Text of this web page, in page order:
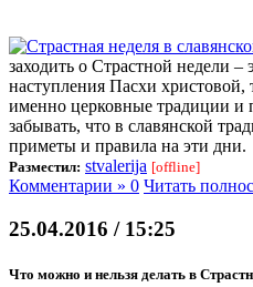
заходить о Страстной недели –
наступления Пасхи
именно церковные традиции и
забывать, что в славянской
приметы и правила на эти дни.
Разместил: stvalerija [offline]
Комментарии » 0 Читать
25.04.2016 / 15:25
Что можно и нельзя делать в